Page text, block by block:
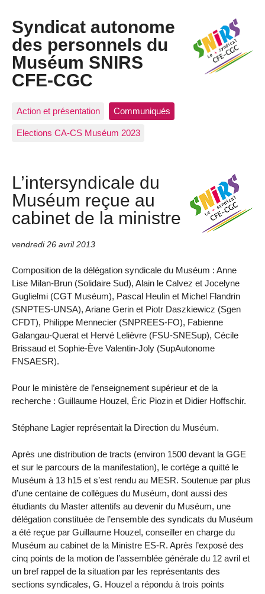
Syndicat autonome
des personnels du
Muséum SNIRS
CFE-CGC
Action et présentation Communiqués
Elections CA-CS Muséum 2023
L’intersyndicale du
Muséum reçue au
cabinet de la ministre
vendredi 26 avril 2013
Composition de la délégation syndicale du Muséum : Anne
Lise Milan-Brun (Solidaire Sud), Alain le Calvez et Jocelyne
Guglielmi (CGT Muséum), Pascal Heulin et Michel Flandrin
(SNPTES-UNSA), Ariane Gerin et Piotr Daszkiewicz (Sgen
CFDT), Philippe Mennecier (SNPREES-FO), Fabienne
Galangau-Querat et Hervé Lelièvre (FSU-SNESup), Cécile
Brissaud et Sophie-Ève Valentin-Joly (SupAutonome
FNSAESR).
Pour le ministère de l’enseignement supérieur et de la
recherche : Guillaume Houzel, Éric Piozin et Didier Hoffschir.
Stéphane Lagier représentait la Direction du Muséum.
Après une distribution de tracts (environ 1500 devant la GGE
et sur le parcours de la manifestation), le cortège a quitté le
Muséum à 13 h15 et s’est rendu au MESR. Soutenue par plus
d’une centaine de collègues du Muséum, dont aussi des
étudiants du Master attentifs au devenir du Muséum, une
délégation constituée de l’ensemble des syndicats du Muséum
a été reçue par Guillaume Houzel, conseiller en charge du
Muséum au cabinet de la Ministre ES-R. Après l’exposé des
cinq points de la motion de l’assemblée générale du 12 avril et
un bref rappel de la situation par les représentants des
sections syndicales, G. Houzel a répondu à trois points